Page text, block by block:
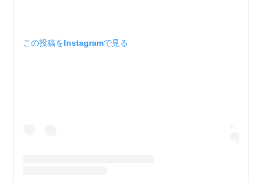
この投稿をInstagramで見る